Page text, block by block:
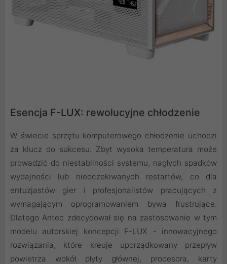
Esencja F-LUX: rewolucyjne chłodzenie
W świecie sprzętu komputerowego chłodzenie uchodzi
za klucz do sukcesu. Zbyt wysoka temperatura może
prowadzić do niestabilności systemu, nagłych spadków
wydajności lub nieoczekiwanych restartów, co dla
entuzjastów gier i profesjonalistów pracujących z
wymagającym oprogramowaniem bywa frustrujące.
Dlatego Antec zdecydował się na zastosowanie w tym
modelu autorskiej koncepcji F-LUX - innowacyjnego
rozwiązania, które kreuje uporządkowany przepływ
powietrza wokół płyty głównej, procesora, karty